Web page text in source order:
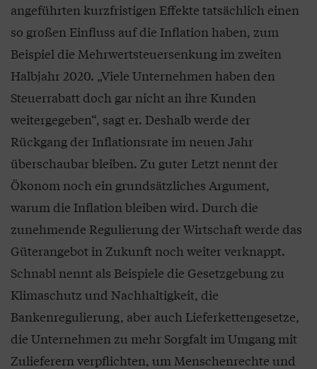
angeführten kurzfristigen Effekte tatsächlich einen
so großen Einfluss auf die Inflation haben, zum
Beispiel die Mehrwertsteuersenkung im zweiten
Halbjahr 2020. „Viele Unternehmen haben den
Steuerrabatt doch gar nicht an ihre Kunden
weitergegeben“, sagt er. Deshalb werde der
Rückgang der Inflationsrate im neuen Jahr
überschaubar bleiben. Zu guter Letzt nennt der
Ökonom noch ein grundsätzliches Argument,
warum die Inflation bleiben wird. Durch die
zunehmende Regulierung der Wirtschaft werde das
Güterangebot in Zukunft noch weiter verknappt.
Schnabl nennt als Beispiele die Gesetzgebung zu
Klimaschutz und Nachhaltigkeit, die
Bankenregulierung, aber auch Lieferkettengesetze,
die Unternehmen zu mehr Sorgfalt im Umgang mit
Zulieferern verpflichten, um Menschenrechte und